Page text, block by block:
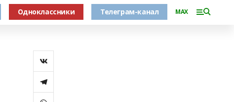
Одноклассники Телеграм-канал MAX